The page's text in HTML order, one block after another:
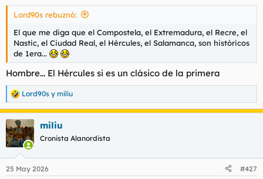
r
d
l
t
e
a
n
i
i
o
Lord90s rebuznó:
El que me diga que el Compostela, el Extremadura, el Recre, el
Nastic, el Ciudad Real, el Hércules, el Salamanca, son históricos
de 1era...
Hombre... El Hércules si es un clásico de la primera
R
e
a
c
c
i
e
Lord90s y miliu
miliu
Cronista Alanordista
25 May 2026 #427